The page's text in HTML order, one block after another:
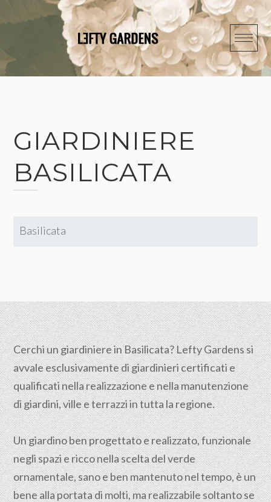
to
GIARDINIERE
BASILICATA
Basilicata
Cerchi un giardiniere in Basilicata? Lefty Gardens si
avvale esclusivamente di giardinieri certificati e
qualificati nella realizzazione e nella manutenzione
di giardini, ville e terrazzi in tutta la regione.
Un giardino ben progettato e realizzato, funzionale
negli spazi e ricco nella scelta del verde
ornamentale, sano e ben mantenuto nel tempo, è un
bene alla portata di molti, ma realizzabile soltanto se